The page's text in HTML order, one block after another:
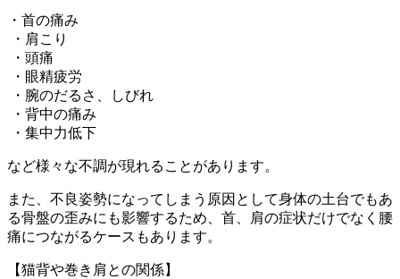
・首の痛み
・肩こり
・頭痛
・眼精疲労
・腕のだるさ、しびれ
・背中の痛み
・集中力低下
など様々な不調が現れることがあります。
また、不良姿勢になってしまう原因として身体の土台でもあ
る骨盤の歪みにも影響するため、首、肩の症状だけでなく腰
痛につながるケースもあります。
【猫背や巻き肩との関係】